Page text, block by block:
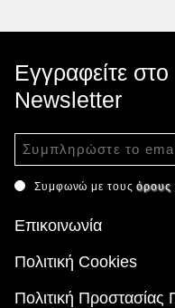
Εγγραφείτε στο
Newsletter
Συμφωνώ με τουςόρους
Επικοινωνία
Πολιτική Cookies
Πολιτική